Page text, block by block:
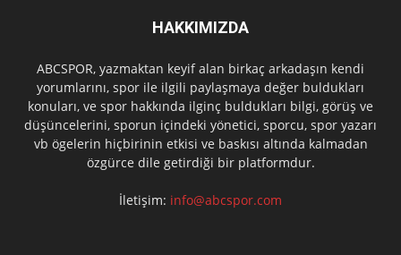
HAKKIMIZDA
ABCSPOR, yazmaktan keyif alan birkaç arkadaşın kendi
yorumlarını, spor ile ilgili paylaşmaya değer buldukları
konuları, ve spor hakkında ilginç buldukları bilgi, görüş ve
düşüncelerini, sporun içindeki yönetici, sporcu, spor yazarı
vb ögelerin hiçbirinin etkisi ve baskısı altında kalmadan
özgürce dile getirdiği bir platformdur.
İletişim: info@abcspor.com